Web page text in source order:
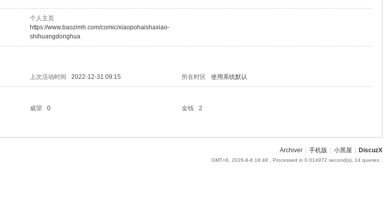
个人主页
https://www.baozimh.com/comic/xiaopohaishaxiao-
shihuangdonghua
上次活动时间 2022-12-31 09:15 所在时区 使用系统默认
威望 0 金钱
2
Archiver 手机版 小黑屋 DiscuzX
GMT+8, 2026-8-8 18:48 , Processed in 0.014972 second(s), 14 queries .